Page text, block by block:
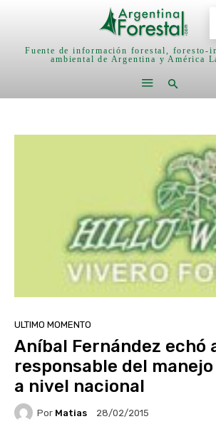
Fuente de información forestal, foresto-
ambiental de Argentina y América
ULTIMO MOMENTO
Aníbal Fernández echó
responsable del
a nivel nacional
Por Matias 28/02/2015